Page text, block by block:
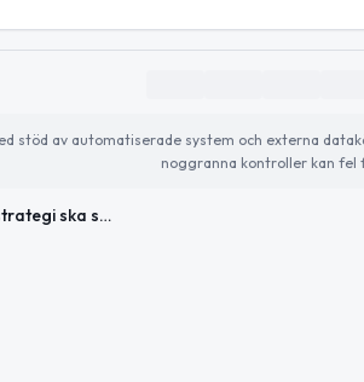
stöd av automatiserade system och externa
noggranna kontroller kan fel
Ny life science-strategi ska stärka Stockholm-Uppsala-regionen